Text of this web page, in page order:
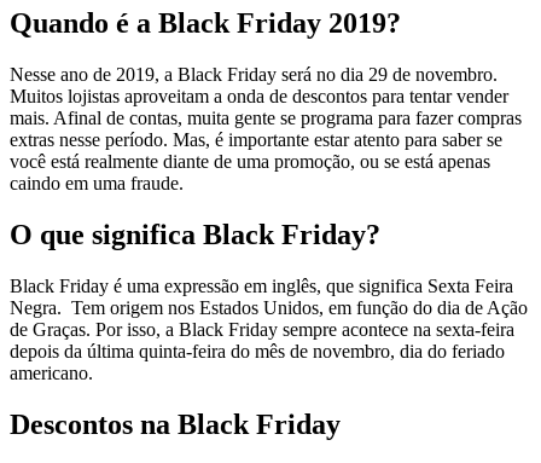
Quando é a Black Friday 2019?
Nesse ano de 2019, a Black Friday será no dia 29 de novembro.
Muitos lojistas aproveitam a onda de descontos para tentar vender
mais. Afinal de contas, muita gente se programa para fazer compras
extras nesse período. Mas, é importante estar atento para saber se
você está realmente diante de uma promoção, ou se está apenas
caindo em uma fraude.
O que significa Black Friday?
Black Friday é uma expressão em inglês, que significa Sexta Feira
Negra. Tem origem nos Estados Unidos, em função do dia de Ação
de Graças. Por isso, a Black Friday sempre acontece na sexta-feira
depois da última quinta-feira do mês de novembro, dia do feriado
americano.
Descontos na Black Friday